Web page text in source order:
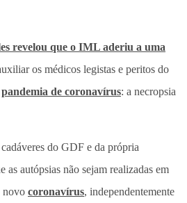
revelou que o IML aderiu a uma
os médicos legistas e peritos do
pandemia de coronavírus: a necropsia
do GDF e da própria
as autópsias não sejam realizadas em
novo coronavírus, independentemente